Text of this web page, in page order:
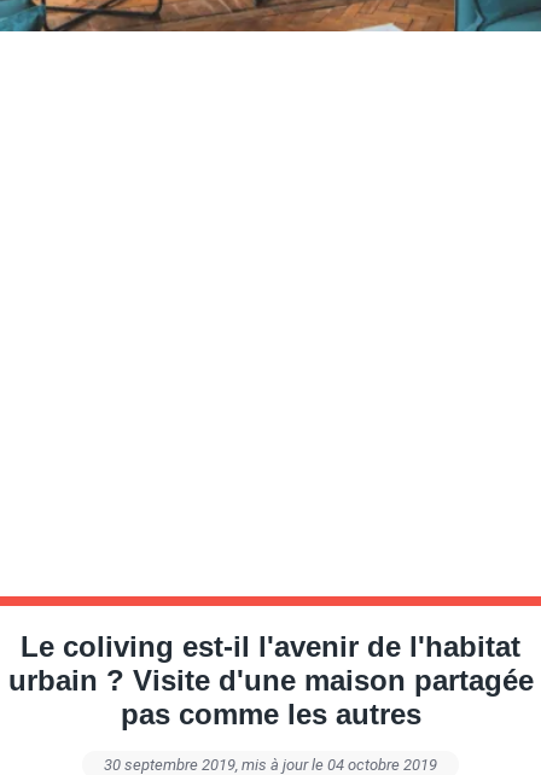
Revue De Week End
Tiny House
Le coliving est-il l'avenir de l'habitat
urbain ? Visite d'une maison partagée
pas comme les autres
30 septembre 2019, mis à jour le 04 octobre 2019